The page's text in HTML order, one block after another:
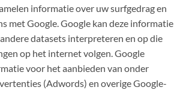
informatie over uw surfgedrag en
met Google. Google kan deze informatie
datasets interpreteren en op die
op het internet volgen. Google
voor het aanbieden van onder
(Adwords) en overige Google-